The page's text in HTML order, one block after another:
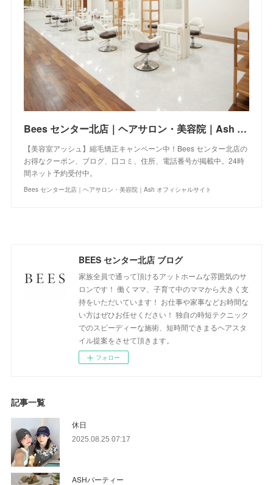
Bees センター北店｜ヘアサロン・美容院｜Ash オフィシャルサイト
【美容室アッシュ】縮毛矯正キャンペーン中！Bees センター北店の
お得なクーポン、ブログ、口コミ、住所、電話番号が掲載中。24時
間ネット予約受付中。
Bees センター北店｜ヘアサロン・美容院｜Ash オフィシャルサイト
BEES センター北店 ブログ
家族全員で通って頂けるアットホームな雰囲気のサ
ロンです！ 働くママ、子育て中のママから大きく支
持をいただいています！ お仕事や家事などお時間な
い方はぜひお任せください！ 独自の時短テクニック
でのスピーディーな施術、短時間できまるヘアスタ
イル提案をさせて頂きます。
フォロー
記事一覧
休日
2025.08.25 07:17
ASHパーティー